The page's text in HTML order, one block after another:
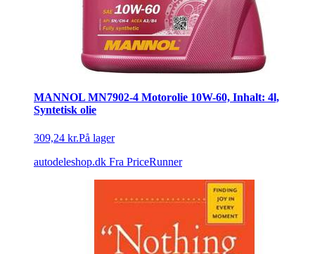
MANNOL MN7902-4 Motorolie 10W-60, Inhalt: 4l,
Syntetisk olie
309,24 kr.På lager
autodeleshop.dk Fra PriceRunner